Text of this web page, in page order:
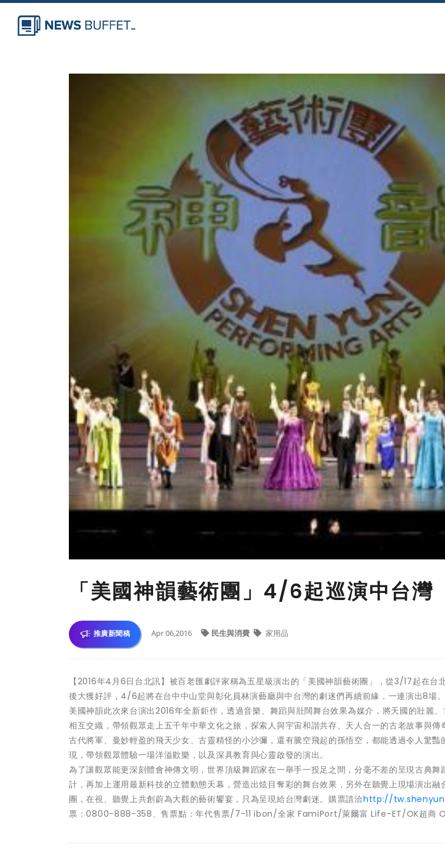
「美國神韻藝術團」4/6起巡演中台灣
推廣新聞稿 Apr 06,2016 民生與消費 家用品
【2016年4月6日台北訊】被百老匯劇評家稱為五星級演出的「美國神韻藝術團」，從3/17起在台
後大獲好評，4/6起將在台中中山堂與彰化員林演藝廳與中台灣的劇迷們再續前緣，一連演出8場。
美國神韻此次來台演出2016年全新鉅作，透過音樂、舞蹈與壯闊舞台效果為媒介，將天國的壯麗
相互交織，帶領觀眾走上五千年中華文化之旅，探索人與宇宙和諧共存、天人合一的古老故事與傳
古代將軍、曼妙輕盈的飛天少女、古靈精怪的小沙彌，還有騰空飛起的孫悟空，都能透過令人驚豔
現，帶領觀眾體驗一場洋溢歡樂，以及深具教育與心靈啟發的演出。
為了讓觀眾能更深刻體會神傳文明，世界頂級舞蹈家在一舉手一投足之間，分毫不差的呈現古典舞
計，再加上運用最新科技的立體動態天幕，營造出炫目奪彩的舞台效果，另外在聽覺上現場演出融
團，在視、聽覺上共創蔚為大觀的藝術饗宴，只為呈現給台灣劇迷。購票請洽http://
票：0800-888-358、售票點：年代售票/7-11 ibon/全家 FamiPort/萊爾富 Life-ET/OK超商